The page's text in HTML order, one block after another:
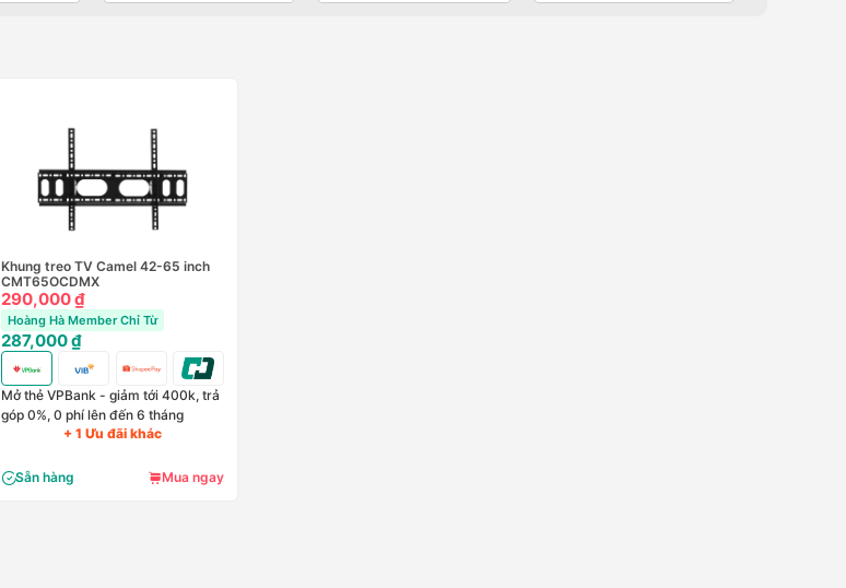
Khung treo TV Camel 42-65 inch
CMT65OCDMX
290,000 ₫
Hoàng Hà Member Chỉ Từ
287,000 ₫
Mở thẻ VPBank - giảm tới 400k, trả
góp 0%, 0 phí lên đến 6 tháng
+ 1 Ưu đãi khác
Sẵn hàng Mua ngay